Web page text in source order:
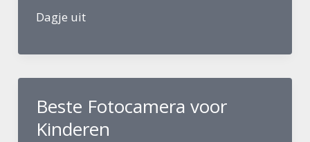
Een
Dagje uit
Beste Fotocamera voor
Kinderen